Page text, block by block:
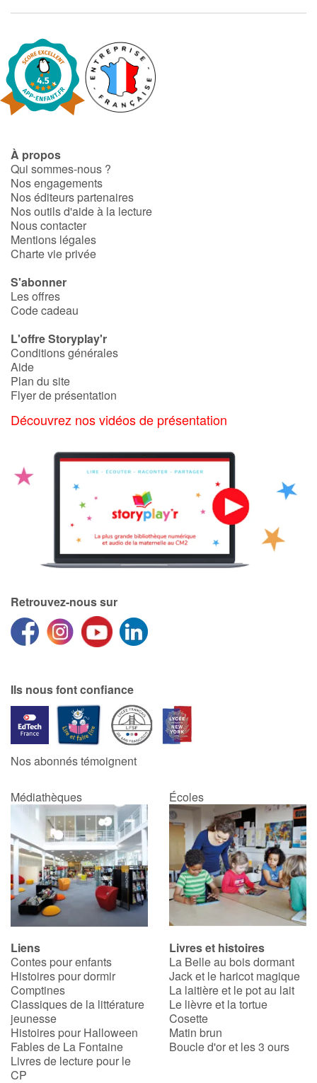
À propos
Qui sommes-nous ?
Nos engagements
Nos éditeurs partenaires
Nos outils d'aide à la lecture
Nous contacter
Mentions légales
Charte vie privée
S'abonner
Les offres
Code cadeau
L'offre Storyplay'r
Conditions générales
Aide
Plan du site
Flyer de présentation
Découvrez nos vidéos de présentation
Retrouvez-nous sur
Ils nous font confiance
Nos abonnés témoignent
Médiathèques Écoles
Liens
Contes pour enfants
Histoires pour dormir
Comptines
Classiques de la littérature
jeunesse
Histoires pour Halloween
Fables de La Fontaine
Livres de lecture pour le
CP
Livres et histoires
La Belle au bois dormant
Jack et le haricot magique
La laitière et le pot au lait
Le lièvre et la tortue
Cosette
Matin brun
Boucle d'or et les 3 ours